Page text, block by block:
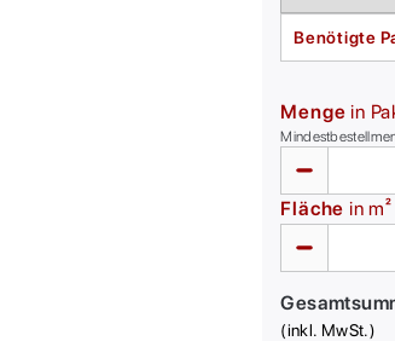
Benötigte
Menge in
Fläche in m²
(inkl. MwSt.)